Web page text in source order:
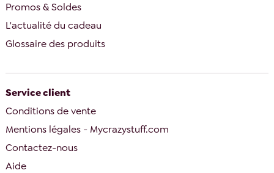
Promos & Soldes
L'actualité du cadeau
Glossaire des produits
Service client
Conditions de vente
Mentions légales - Mycrazystuff.com
Contactez-nous
Aide